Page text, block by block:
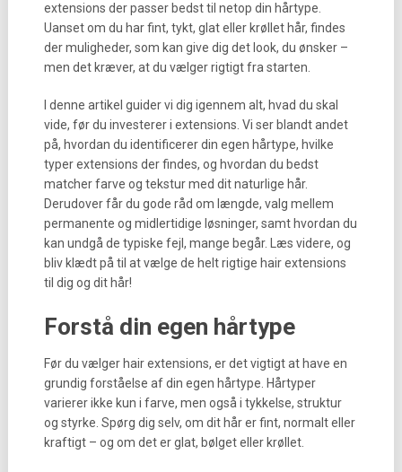
extensions der passer bedst til netop din hårtype.
Uanset om du har fint, tykt, glat eller krøllet hår, findes
der muligheder, som kan give dig det look, du ønsker –
men det kræver, at du vælger rigtigt fra starten.
I denne artikel guider vi dig igennem alt, hvad du skal
vide, før du investerer i extensions. Vi ser blandt andet
på, hvordan du identificerer din egen hårtype, hvilke
typer extensions der findes, og hvordan du bedst
matcher farve og tekstur med dit naturlige hår.
Derudover får du gode råd om længde, valg mellem
permanente og midlertidige løsninger, samt hvordan du
kan undgå de typiske fejl, mange begår. Læs videre, og
bliv klædt på til at vælge de helt rigtige hair extensions
til dig og dit hår!
Forstå din egen hårtype
Før du vælger hair extensions, er det vigtigt at have en
grundig forståelse af din egen hårtype. Hårtyper
varierer ikke kun i farve, men også i tykkelse, struktur
og styrke. Spørg dig selv, om dit hår er fint, normalt eller
kraftigt – og om det er glat, bølget eller krøllet.